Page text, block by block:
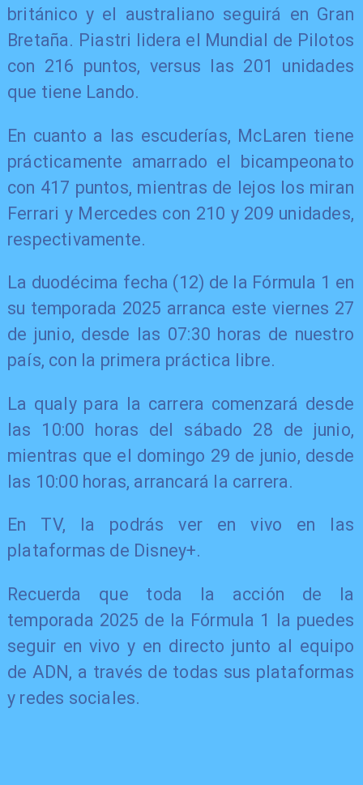
británico y el australiano seguirá en Gran
Bretaña. Piastri lidera el Mundial de Pilotos
con 216 puntos, versus las 201 unidades
que tiene Lando.
En cuanto a las escuderías, McLaren tiene
prácticamente amarrado el bicampeonato
con 417 puntos, mientras de lejos los miran
Ferrari y Mercedes con 210 y 209 unidades,
respectivamente.
La duodécima fecha (12) de la Fórmula 1 en
su temporada 2025 arranca este viernes 27
de junio, desde las 07:30 horas de nuestro
país, con la primera práctica libre.
La qualy para la carrera comenzará desde
las 10:00 horas del sábado 28 de junio,
mientras que el domingo 29 de junio, desde
las 10:00 horas, arrancará la carrera.
En TV, la podrás ver en vivo en las
plataformas de Disney+.
Recuerda que toda la acción de la
temporada 2025 de la Fórmula 1 la puedes
seguir en vivo y en directo junto al equipo
de ADN, a través de todas sus plataformas
y redes sociales.